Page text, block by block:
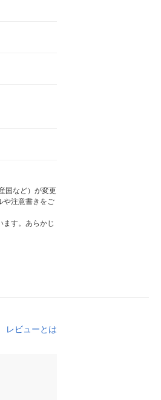
国など）が変更
や注意書きをご
ます。あらかじ
レビューとは